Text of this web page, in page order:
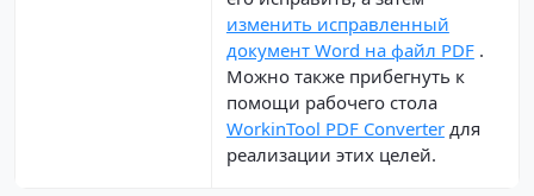
изменить исправленный
документ Word на файл PDF.
Можно также прибегнуть к
помощи рабочего стола
WorkinTool PDF Converterдля
реализации этих целей.